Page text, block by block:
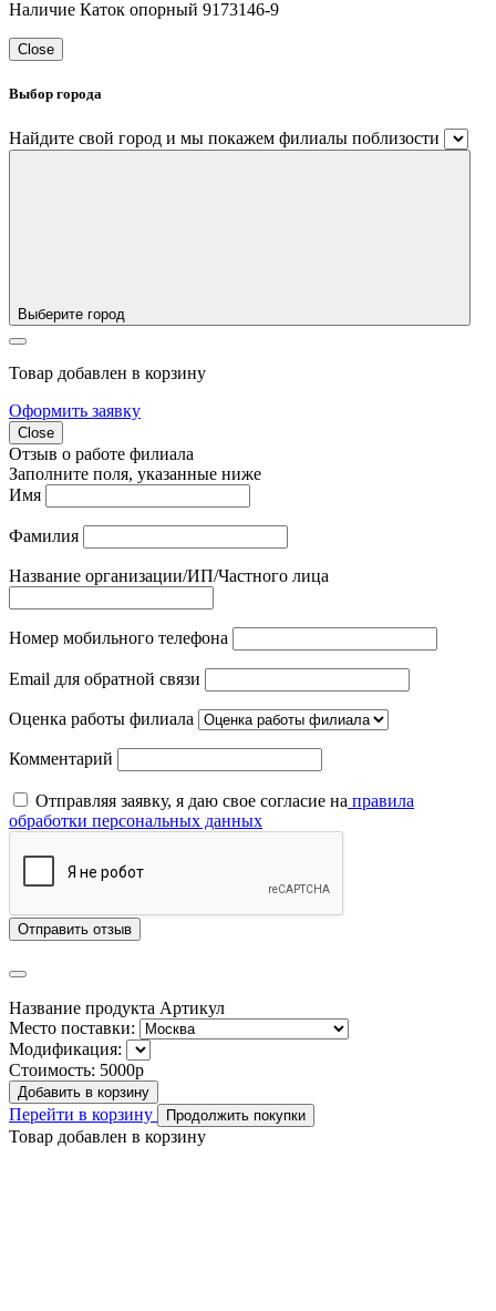
Наличие Каток опорный 9173146-9
Close
Выбор города
Найдите свой город и мы покажем филиалы поблизости
Выберите город
Товар добавлен в корзину
Оформить заявку
Close
Отзыв о работе филиала
Заполните поля, указанные ниже
Имя
Фамилия
Название организации/ИП/Частного лица
Номер мобильного телефона
Email для обратной связи
Оценка работы филиала
Комментарий
Отправляя заявку, я даю свое согласие на правила
обработки персональных данных
Отправить отзыв
Название продукта Артикул
Место поставки:
Модификация:
Стоимость: 5000р
Добавить в корзину
Перейти в корзину Продолжить покупки
Товар добавлен в корзину